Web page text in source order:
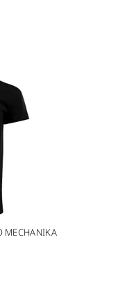
MECHANIKA